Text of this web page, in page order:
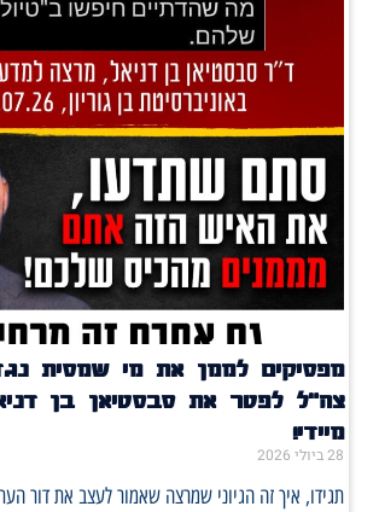
מפסיקים לממן את מי שמסית
צה"ל לפטר את סבסטיאן בן
מיידי!
28 ביולי 2026
תגידו, איך זה הגיוני שמרצה שאמור לעצב את דור